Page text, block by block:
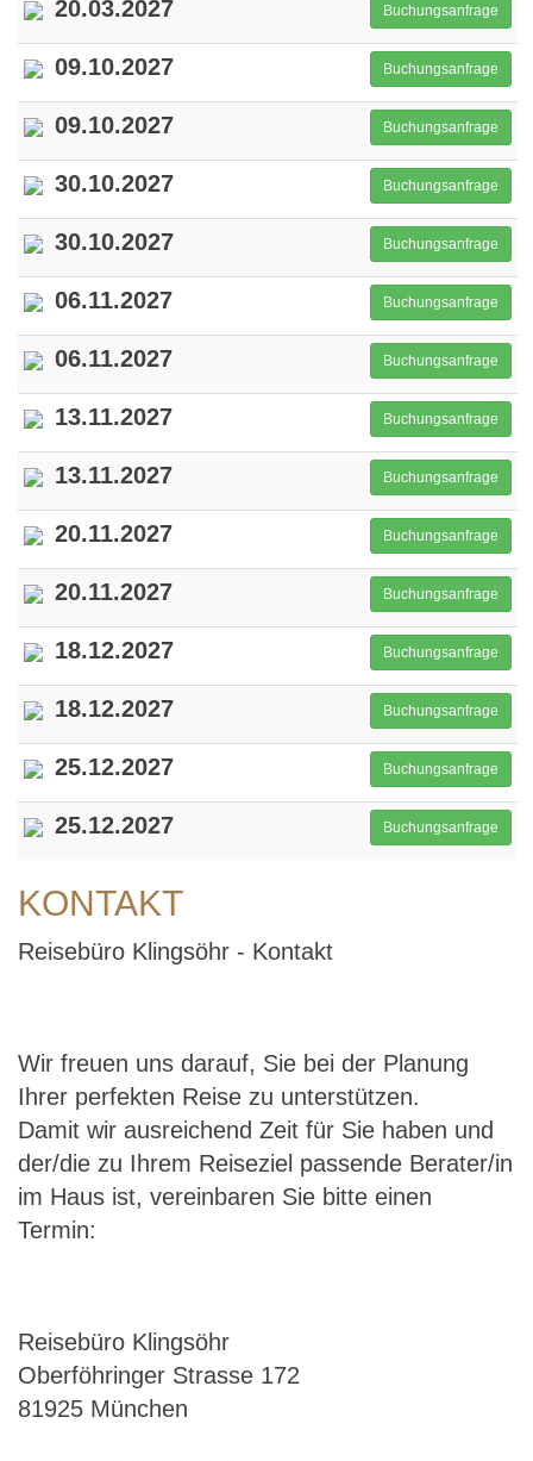
20.03.2027 Buchungsanfrage
09.10.2027 Buchungsanfrage
09.10.2027 Buchungsanfrage
30.10.2027 Buchungsanfrage
30.10.2027 Buchungsanfrage
06.11.2027 Buchungsanfrage
06.11.2027 Buchungsanfrage
13.11.2027 Buchungsanfrage
13.11.2027 Buchungsanfrage
20.11.2027 Buchungsanfrage
20.11.2027 Buchungsanfrage
18.12.2027 Buchungsanfrage
18.12.2027 Buchungsanfrage
25.12.2027 Buchungsanfrage
25.12.2027 Buchungsanfrage
KONTAKT
Reisebüro Klingsöhr - Kontakt
Wir freuen uns darauf, Sie bei der Planung
Ihrer perfekten Reise zu unterstützen.
Damit wir ausreichend Zeit für Sie haben und
der/die zu Ihrem Reiseziel passende Berater/in
im Haus ist, vereinbaren Sie bitte einen
Termin:
Reisebüro Klingsöhr
Oberföhringer Strasse 172
81925 München